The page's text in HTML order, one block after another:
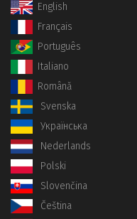
English
Français
Português
Italiano
Română
Svenska
Українська
Nederlands
Polski
Slovenčina
Čeština